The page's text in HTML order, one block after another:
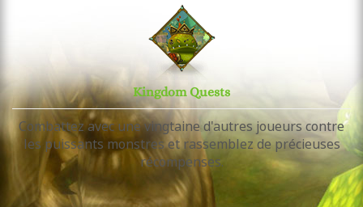
Kingdom Quests
Combattez avec une vingtaine d'autres joueurs contre
les puissants monstres et rassemblez de précieuses
récompenses.